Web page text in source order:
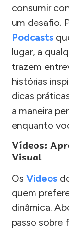
consumir
um desafio.
Podcasts
lugar, a
trazem
histórias
dicas
a maneira
enquanto
Vídeos:
Visual
Os Vídeos
quem
dinâmica.
passo sobre